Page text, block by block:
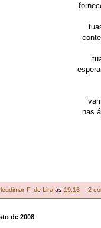
nas
F. de Lira às 19:16 2
de 2008